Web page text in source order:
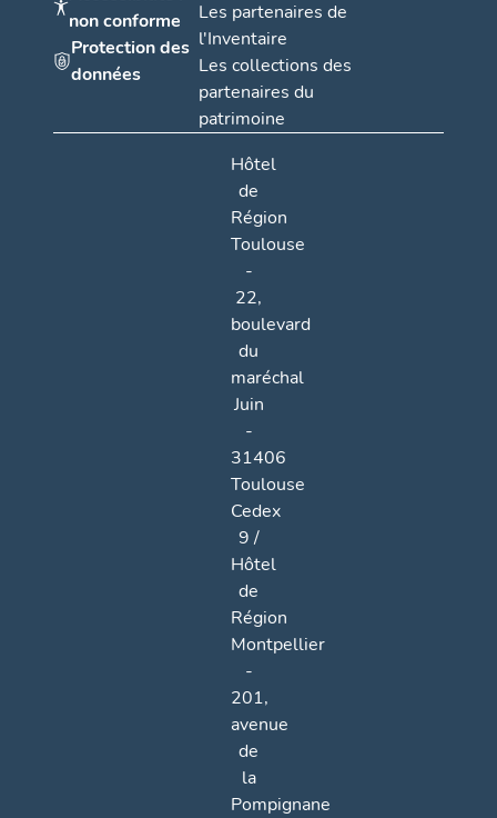
non conforme
Protection des
données
Les partenaires de
l'Inventaire
Les collections des
partenaires du
patrimoine
Hôtel
de
Région
Toulouse
-
22,
boulevard
du
maréchal
Juin
-
31406
Toulouse
Cedex
9 /
Hôtel
de
Région
Montpellier
-
201,
avenue
de
la
Pompignane